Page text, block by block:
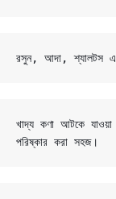
রসুন, আদা, শ্যালটস
খাদ্য কণা আটকে
পরিষ্কার করা সহজ।